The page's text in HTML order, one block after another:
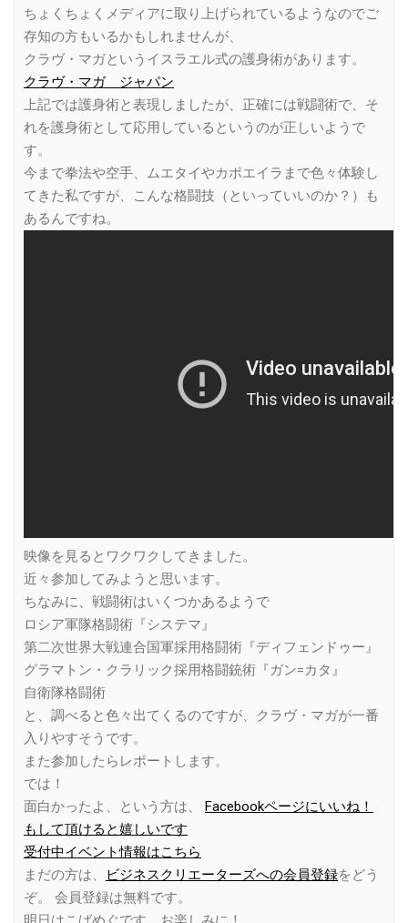
ちょくちょくメディアに取り上げられているようなのでご
存知の方もいるかもしれませんが、
クラヴ・マガというイスラエル式の護身術があります。
クラヴ・マガ ジャパン
上記では護身術と表現しましたが、正確には戦闘術で、そ
れを護身術として応用しているというのが正しいようで
す。
今まで拳法や空手、ムエタイやカポエイラまで色々体験し
てきた私ですが、こんな格闘技（といっていいのか？）も
あるんですね。
映像を見るとワクワクしてきました。
近々参加してみようと思います。
ちなみに、戦闘術はいくつかあるようで
ロシア軍隊格闘術『システマ』
第二次世界大戦連合国軍採用格闘術『ディフェンドゥー』
グラマトン・クラリック採用格闘銃術『ガン=カタ』
自衛隊格闘術
と、調べると色々出てくるのですが、クラヴ・マガが一番
入りやすそうです。
また参加したらレポートします。
では！
面白かったよ、という方は、 Facebookページにいいね！
もして頂けると嬉しいです
受付中イベント情報はこちら
まだの方は、
ビジネスクリエーターズへの会員登録をどう
ぞ。 会員登録は無料です。